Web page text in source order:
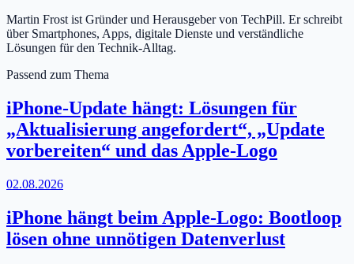
Martin Frost ist Gründer und Herausgeber von TechPill. Er schreibt
über Smartphones, Apps, digitale Dienste und verständliche
Lösungen für den Technik-Alltag.
Passend zum Thema
iPhone-Update hängt: Lösungen für
„Aktualisierung angefordert“, „Update
vorbereiten“ und das Apple-Logo
02.08.2026
iPhone hängt beim Apple-Logo: Bootloop
lösen ohne unnötigen Datenverlust